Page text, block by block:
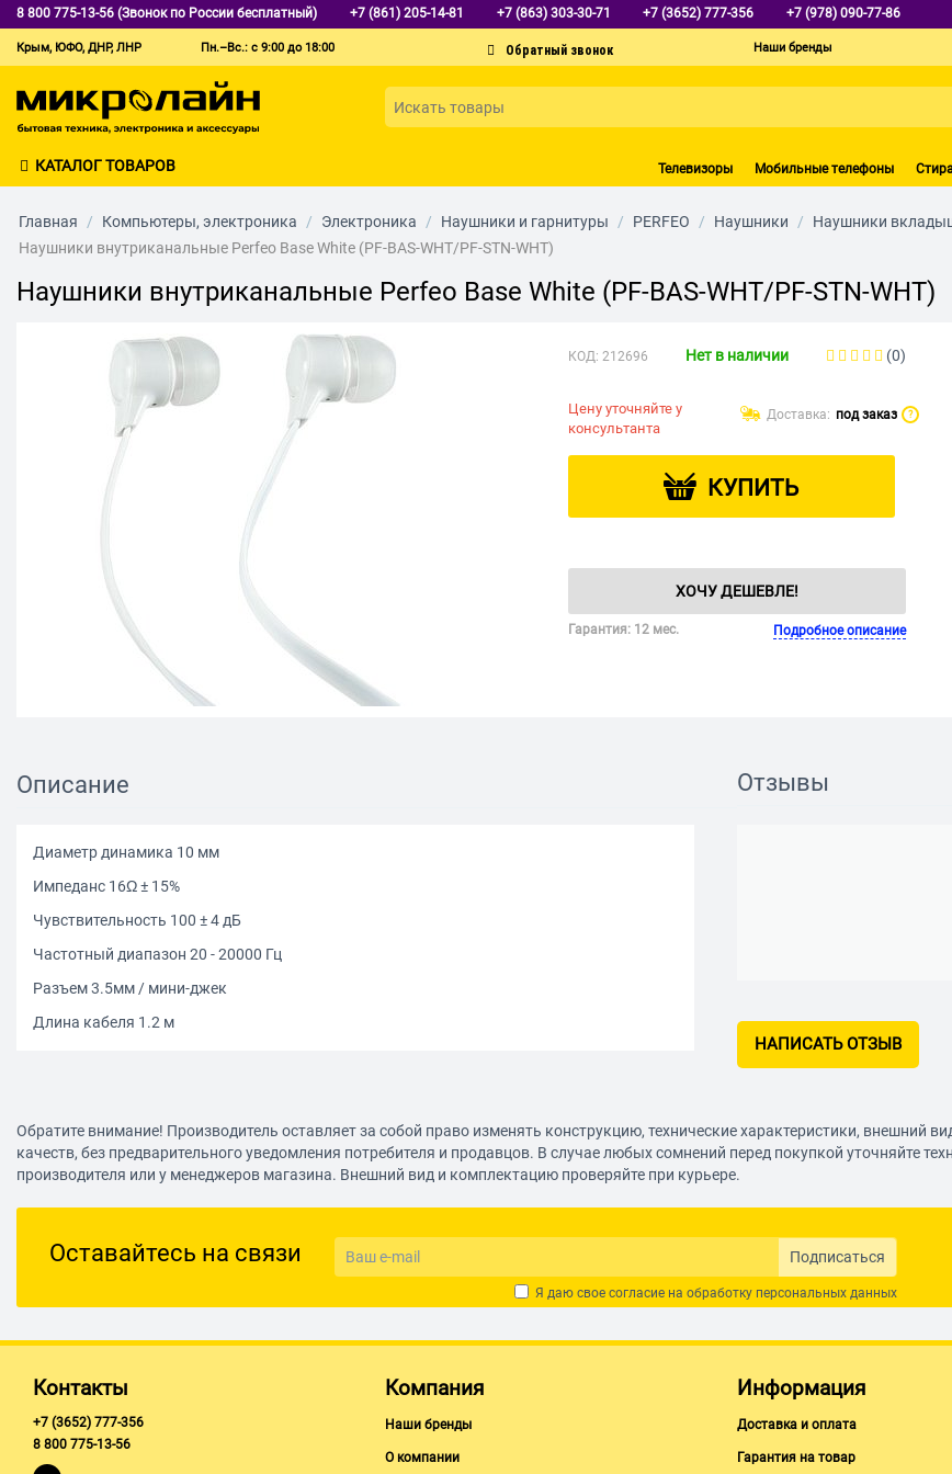
8 800 775-13-56 (Звонок по России бесплатный) +7 (861) 205-14-81 +7 (863) 303-30-71 +7 (3652) 777-356 +7 (978) 090-77-86
Крым, ЮФО, ДНР, ЛНР Пн.–Вс.: с 9:00 до 18:00 Наши бренды
КАТАЛОГ ТОВАРОВ Телевизоры Мобильные телефоны
Главная / Компьютеры, электроника / Электроника / Наушники и гарнитуры / PERFEO / Наушники / Наушники
Наушники внутриканальные Perfeo Base White (PF-BAS-WHT/PF-STN-WHT)
Наушники внутриканальные Perfeo Base White (PF-BAS-WHT/PF-STN-WHT)
КОД: 212696 Нет в наличии (0)
Цену уточняйте у
консультанта
Доставка: под заказ ?
КУПИТЬ
ХОЧУ ДЕШЕВЛЕ!
Гарантия: 12 мес. Подробное описание
Описание
Диаметр динамика 10 мм
Импеданс 16Ω ± 15%
Чувствительность 100 ± 4 дБ
Частотный диапазон 20 - 20000 Гц
Разъем 3.5мм / мини-джек
Длина кабеля 1.2 м
Отзывы
НАПИСАТЬ ОТЗЫВ
Обратите внимание! Производитель оставляет за собой право изменять конструкцию, технические характеристики, внешний
качеств, без предварительного уведомления потребителя и продавцов. В случае любых сомнений перед покупкой уточняйте
производителя или у менеджеров магазина. Внешний вид и комплектацию проверяйте при курьере.
Оставайтесь на связи Подписаться
Я даю свое согласие на обработку персональных данных
Контакты
+7 (3652) 777-356
8 800 775-13-56
Компания
Наши бренды
О компании
Информация
Доставка и оплата
Гарантия на товар